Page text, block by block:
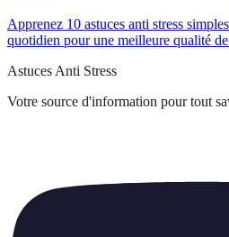
Apprenez 10 astuces anti stress
quotidien pour une meilleure qualité
Astuces Anti Stress
Votre source d'information pour tout